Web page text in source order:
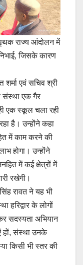
पृथक राज्य आंदोलन में
जिसके कारण
शर्मा एवं सचिव श्री
संस्था एक गैर
एक स्कूल चला रही
है। उन्होंने कहा
में काम करने की
होगा। उन्होंने
में कई क्षेत्रों में
रखेगी।
रावत ने यह भी
हरिद्वार के लोगों
सदस्यता अभियान
हों, संस्था उनके
किसी भी स्तर की